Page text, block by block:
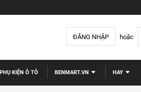
ĐĂNG NHẬP hoặc
PHỤ KIỆN Ô TÔ BENMART.VN HAY